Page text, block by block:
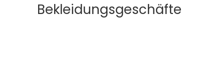
Bekleidungsgeschäfte